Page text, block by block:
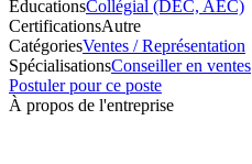
ÉducationsCollégial (DEC, AEC)
CertificationsAutre
CatégoriesVentes / Représentation
SpécialisationsConseiller en ventes
Postuler pour ce poste
À propos de l'entreprise